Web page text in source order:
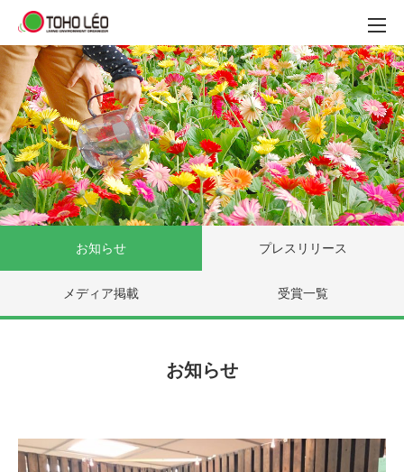
お知らせ プレスリリース
メディア掲載 受賞一覧
お知らせ